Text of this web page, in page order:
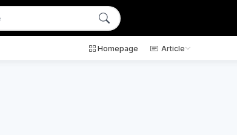
Homepage Article